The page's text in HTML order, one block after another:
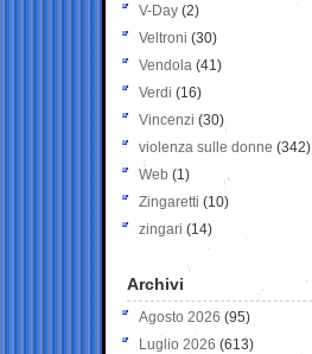
V-Day (2)
Veltroni (30)
Vendola (41)
Verdi (16)
Vincenzi (30)
violenza sulle donne (342)
Web (1)
Zingaretti (10)
zingari (14)
Archivi
Agosto 2026 (95)
Luglio 2026 (613)